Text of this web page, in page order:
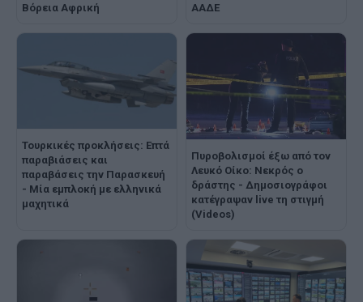
Βόρεια Αφρική
ΑΑΔΕ
Τουρκικές προκλήσεις: Επτά
παραβιάσεις και
παραβάσεις την Παρασκευή
- Μία εμπλοκή με ελληνικά
μαχητικά
Πυροβολισμοί έξω από τον
Λευκό Οίκο: Νεκρός ο
δράστης - Δημοσιογράφοι
κατέγραψαν live τη στιγμή
(Videos)